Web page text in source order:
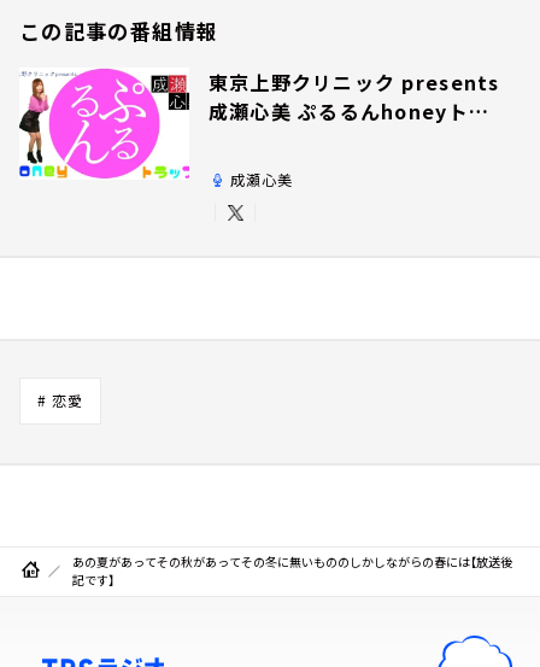
この記事の番組情報
東京上野クリニック presents
成瀬心美 ぷるるんhoneyトラ
成瀬心美
# 恋愛
あの夏があってその秋があってその冬に無いもののしかしながらの春には【放送後
記です】